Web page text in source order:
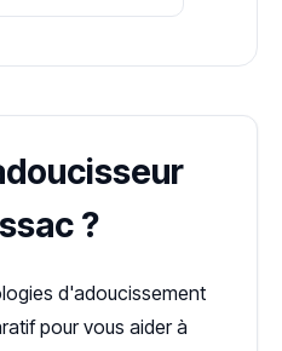
?
d'adoucissement
pour vous aider à